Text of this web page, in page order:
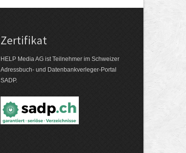
Zertifikat
HELP Media AG ist Teilnehmer im Schweizer
Adressbuch- und Datenbankverleger-Portal
SADP.